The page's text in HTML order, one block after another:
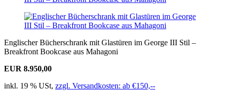
Englischer Bücherschrank mit Glastüren im George III Stil –
Breakfront Bookcase aus Mahagoni
EUR 8.950,00
inkl. 19 % USt, zzgl. Versandkosten: ab €150,--